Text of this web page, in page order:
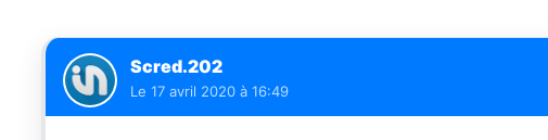
Scred.202
Le 17 avril 2020 à 16:49